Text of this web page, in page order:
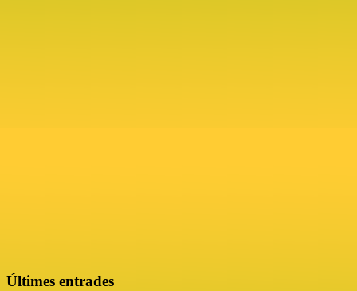
Últimes entrades